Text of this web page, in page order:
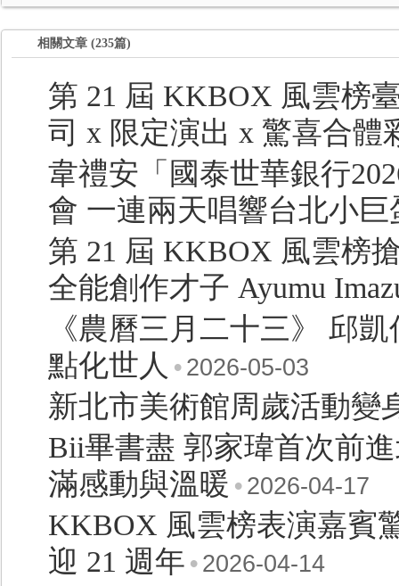
相關文章 (235篇)
第 21 屆 KKBOX 風雲榜
司 x 限定演出 x 驚喜合體
韋禮安「國泰世華銀行
會 一連兩天唱響台北小巨
第 21 屆 KKBOX 風雲榜
全能創作才子 Ayumu
《農曆三月二十三》 邱
點化世人 • 2026-05-03
新北市美術館周歲活動變
Bii畢書盡 郭家瑋首次前
滿感動與溫暖 • 2026-04-17
KKBOX 風雲榜表演嘉賓
迎 21 週年 • 2026-04-14